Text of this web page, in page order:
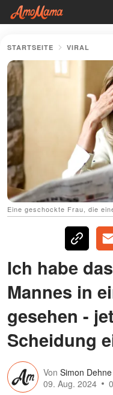
STARTSEITE VIRAL
Eine geschockte Frau, die
Ich habe
Mannes in
gesehen -
Scheidung
Von Simon Dehne
09. Aug. 2024